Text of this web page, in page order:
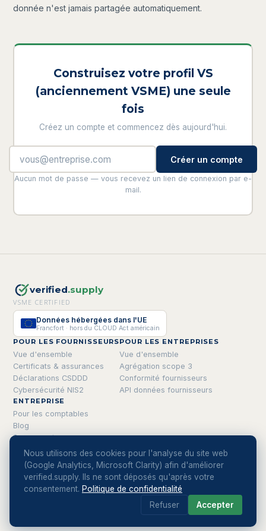
donnée n'est jamais partagée automatiquement.
Construisez votre profil VS
(anciennement VSME) une seule
fois
Créez un compte et commencez dès aujourd'hui.
Créer un compte
Aucun mot de passe — vous recevez un lien de connexion par e-
mail.
verified.supply
VSME CERTIFIED
Données hébergées dans l'UE
Francfort · hors du CLOUD Act américain
POUR LES FOURNISSEURS
Vue d'ensemble
Certificats & assurances
Déclarations CSDDD
Cybersécurité NIS2
POUR LES ENTREPRISES
Vue d'ensemble
Agrégation scope 3
Conformité fournisseurs
API données fournisseurs
ENTREPRISE
Pour les comptables
Blog
Se connecter
Confidentialité
hallo@verified.supply
Codeloods
Nous utilisons des cookies pour l'analyse du site web
(Google Analytics, Microsoft Clarity) afin d'améliorer
verified.supply. Ils ne sont déposés qu'après votre
consentement. Politique de confidentialité
Refuser
Accepter